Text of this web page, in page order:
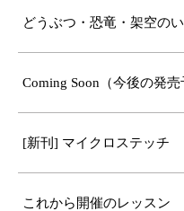
どうぶつ・恐竜・架空の
Coming Soon（今後の発売
[新刊] マイクロステッチ
これから開催のレッスン